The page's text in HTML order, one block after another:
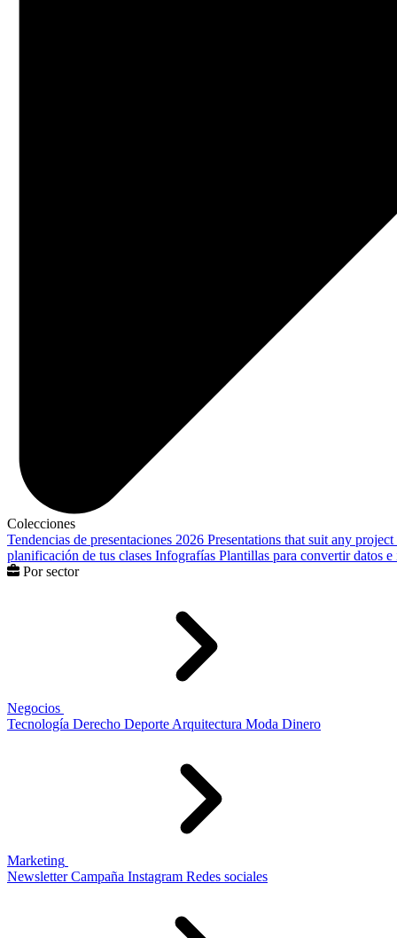
Colecciones
Tendencias de presentaciones 2026 Presentations that suit any project
planificación de tus clases Infografías Plantillas para convertir datos
Por sector
Negocios
Tecnología Derecho Deporte Arquitectura Moda Dinero
Marketing
Newsletter Campaña Instagram Redes sociales